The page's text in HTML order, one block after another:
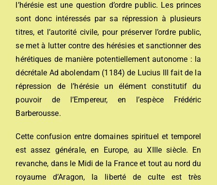
l’hérésie est une question d’ordre public. Les princes
sont donc intéressés par sa répression à plusieurs
titres, et l’autorité civile, pour préserver l’ordre public,
se met à lutter contre des hérésies et sanctionner des
hérétiques de manière potentiellement autonome : la
décrétale Ad abolendam (1184) de Lucius
III fait de la
répression de l’hérésie un élément constitutif du
pouvoir de l’Empereur, en l’espèce
Frédéric
Barberousse.
Cette confusion entre domaines spirituel et temporel
est assez générale, en Europe, au XIIIe siècle. En
revanche, dans le Midi de la France et tout au nord du
royaume d’Aragon, la liberté de culte est très